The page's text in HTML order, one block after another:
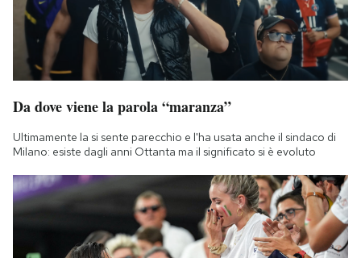
Da dove viene la parola “maranza”
Ultimamente la si sente parecchio e l'ha usata anche il sindaco di
Milano: esiste dagli anni Ottanta ma il significato si è evoluto